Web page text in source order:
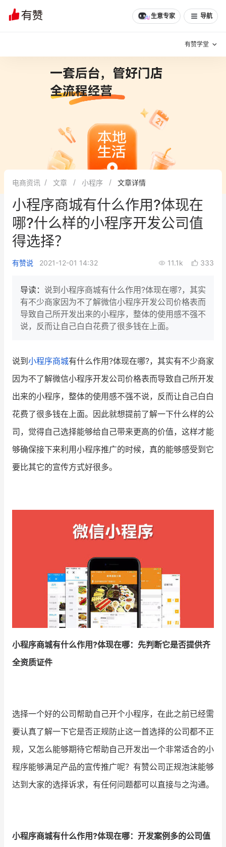
生意专家 导航
有赞学堂
增长方法
有赞专家说
新零售最佳实践
面对面聊增长
新零售大会 新零售茶会
新零售私享会
AllValue
增长产品指南
智库 产品场景库
产品更新动态 帮助中心
行业洞察
品牌消费观 行业报告
新零售资讯
培训课程
私域课程 新零售内参
认证代理商
认证服务商 设计服务商
数据通服务
电商资讯 文章 小程序 文章详情
小程序商城有什么作用?体现在
哪?什么样的小程序开发公司值
得选择？
有赞说 2021-12-01 14:32 11.1k 333
导读： 说到小程序商城有什么作用?体现在哪?，其实
有不少商家因为不了解微信小程序开发公司价格表而
导致自己所开发出来的小程序，整体的使用感不强不
说，反而让自己白白花费了很多钱在上面。
说到 小程序商城有什么作用?体现在哪?，其实有不少商家
因为不了解微信小程序开发公司价格表而导致自己所开发
出来的小程序，整体的使用感不强不说，反而让自己白白
花费了很多钱在上面。因此就想提前了解一下什么样的公
司，觉得自己选择能够给自己带来更高的价值，这样才能
够确保接下来利用小程序推广的时候，真的能够感受到它
要比其它的宣传方式好很多。
小程序商城有什么作用?体现在哪：先判断它是否提供齐
全资质证件
选择一个好的公司帮助自己开个小程序，在此之前已经需
要认真了解一下它是否正规防止这一首选择的公司都不正
规，又怎么能够期待它帮助自己开发出一个非常适合的小
程序能够满足产品的宣传推广呢？有赞公司正规泡沫能够
达到大家的选择诉求，有任何问题都可以直接与之沟通。
小程序商城有什么作用?体现在哪：开发案例多的公司值